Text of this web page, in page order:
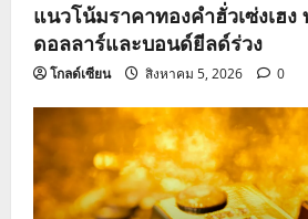
แนวโน้มราคาทองคำฮั่วเซ่งเฮ
ดอลลาร์และบอนด์ยีลด์ร่วง
โกลด์เซียน สิงหาคม 5, 2026 0